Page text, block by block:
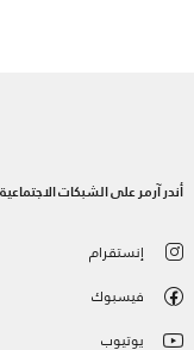
أندر آرمر على الشبكات الاجتماعية
إنستقرام
فيسبوك
يوتيوب